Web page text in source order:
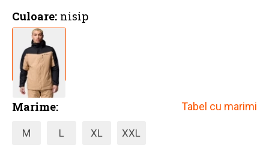
Culoare: nisip
Marime: Tabel cu marimi
M L XL XXL